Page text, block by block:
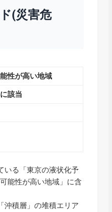
(災害危
性が高い地域
該当
いる「東京の液状化予
能性が高い地域」に含
沖積層」の堆積エリア